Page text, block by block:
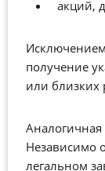
акций,
Исключением
получение
или близких
Аналогичная
Независимо
легальном